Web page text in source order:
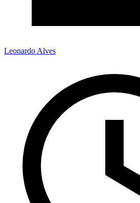
Leonardo Alves